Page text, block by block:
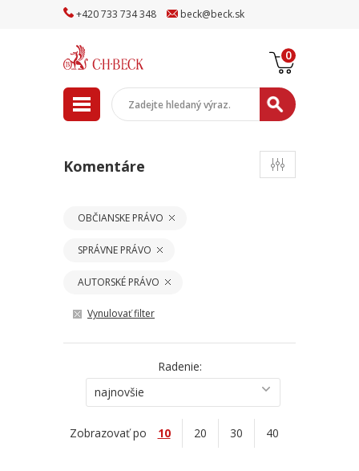
+420733 734348 beck@beck.sk
0
Komentáre
OBČIANSKE PRÁVO
SPRÁVNE PRÁVO
AUTORSKÉ PRÁVO
Vynulovať filter
Radenie:
najnovšie
Zobrazovať po 10 20 30 40